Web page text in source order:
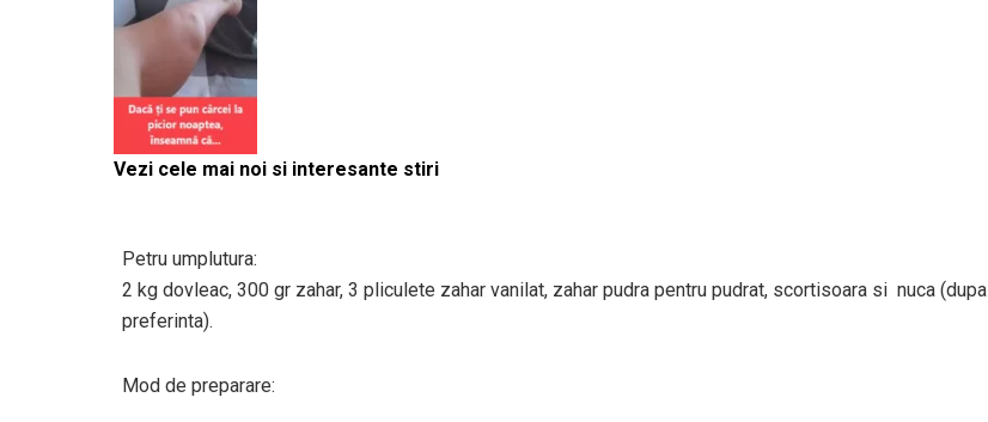
Vezi cele mai noi si interesante stiri
Petru umplutura:
2 kg dovleac, 300 gr zahar, 3 pliculete zahar vanilat, zahar pudra pentru pudrat, scortisoara si nuca (dupa
preferinta).
Mod de preparare: